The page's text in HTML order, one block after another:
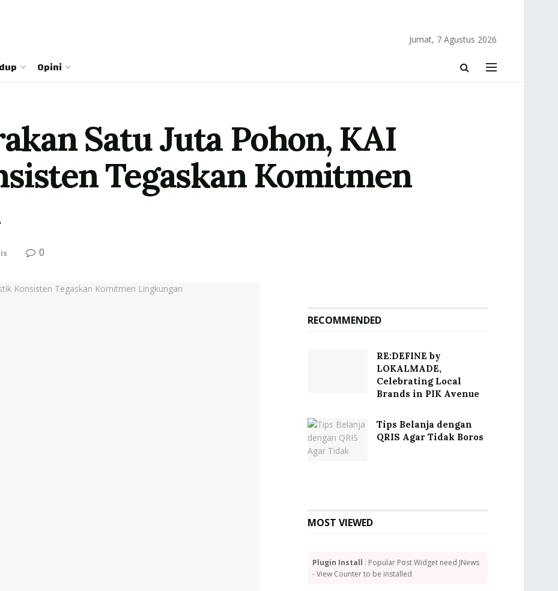
Jumat, 7 Agustus 2026
Opini
Satu Juta Pohon, KAI
Tegaskan Komitmen
0
RECOMMENDED
RE:DEFINE by
LOKALMADE,
Celebrating Local
Brands in PIK Avenue
Tips Belanja dengan
QRIS Agar Tidak Boros
MOST VIEWED
Plugin Install : Popular Post Widget need JNews
- View Counter to be installed